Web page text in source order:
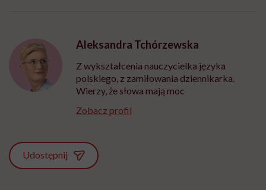
Aleksandra Tchórzewska
Z wykształcenia nauczycielka języka
polskiego, z zamiłowania dziennikarka.
Wierzy, że słowa mają moc
Zobacz profil
Udostępnij